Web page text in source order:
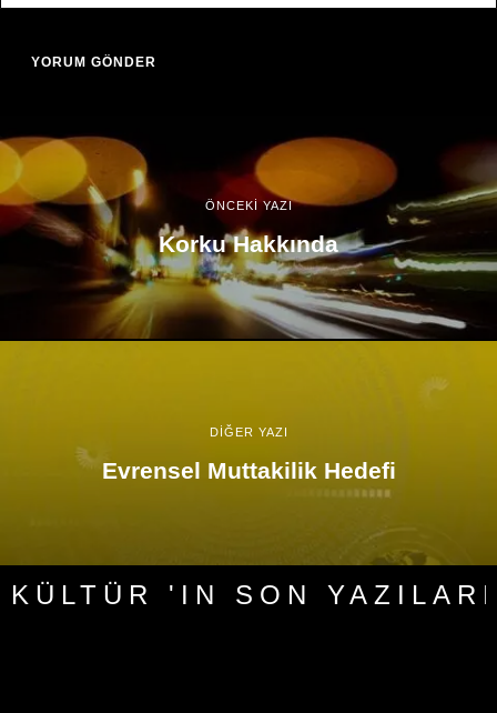
ÖNCEKİ YAZI
Korku Hakkında
DİĞER YAZI
Evrensel Muttakilik Hedefi
KÜLTÜR 'IN SON YAZILARI